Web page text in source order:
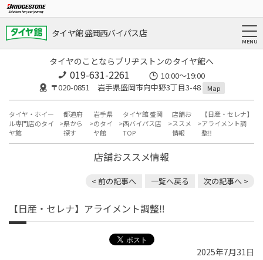
タイヤ館 盛岡西バイパス店
タイヤのことならブリヂストンのタイヤ館へ
019-631-2261
10:00～19:00
〒020-0851 岩手県盛岡市向中野3丁目3-48
Map
タイヤ・ホイー
ル専門店のタイ
ヤ館
都道府
県から
探す
岩手県
のタイ
ヤ館
タイヤ館 盛岡
西バイパス店
TOP
店舗お
ススメ
情報
【日産・セレナ】
アライメント調
整‼️
店舗おススメ情報
< 前の記事へ 一覧へ戻る 次の記事へ >
【日産・セレナ】アライメント調整‼️
2025年7月31日